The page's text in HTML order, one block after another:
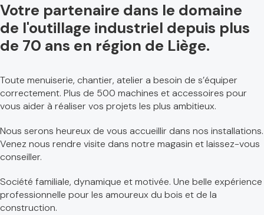
Votre partenaire dans le domaine
de l'outillage industriel depuis plus
de 70 ans en région de Liège.
Toute menuiserie, chantier, atelier a besoin de s’équiper
correctement. Plus de 500 machines et accessoires pour
vous aider à réaliser vos projets les plus ambitieux.
Nous serons heureux de vous accueillir dans nos installations.
Venez nous rendre visite dans notre magasin et laissez-vous
conseiller.
Société familiale, dynamique et motivée. Une belle expérience
professionnelle pour les amoureux du bois et de la
construction.